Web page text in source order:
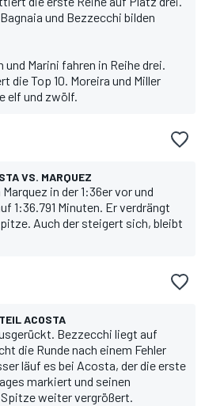
und Bezzecchi bilden
und Marini fahren in Reihe drei.
die Top 10. Moreira und Miller
elf und zwölf.
VS. MARQUEZ
in der 1:36er vor und
1:36.791 Minuten. Er verdrängt
Auch der steigert sich, bleibt
ACOSTA
Bezzecchi liegt auf
die Runde nach einem Fehler
läuf es bei Acosta, der die erste
markiert und seinen
Spitze weiter vergrößert.